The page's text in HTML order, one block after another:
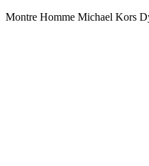
Montre Homme Michael Kors